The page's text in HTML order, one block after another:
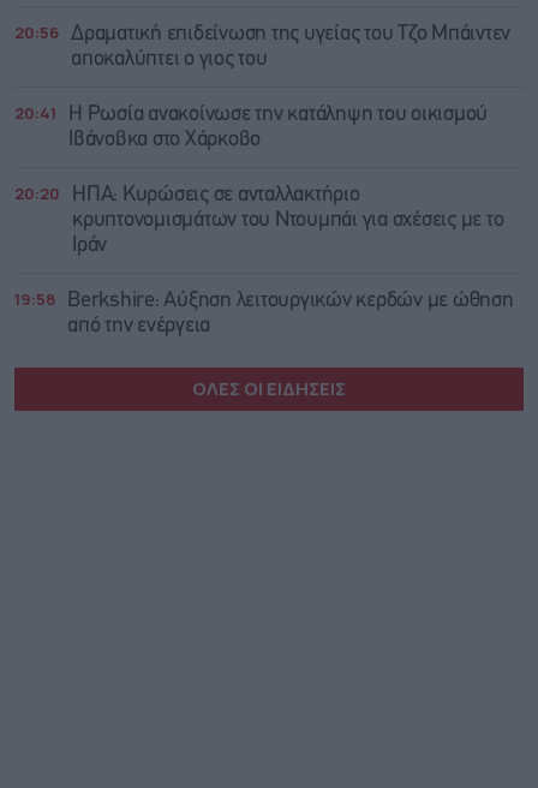
20:56 Δραματική επιδείνωση της υγείας του Τζο Μπάιντεν
αποκαλύπτει ο γιος του
20:41
Η Ρωσία ανακοίνωσε την κατάληψη του οικισμού
Ιβάνοβκα στο Χάρκοβο
20:20
ΗΠΑ: Κυρώσεις σε ανταλλακτήριο
κρυπτονομισμάτων του Ντουμπάι για σχέσεις με το
Ιράν
19:58
Berkshire: Αύξηση λειτουργικών κερδών με ώθηση
από την ενέργεια
ΟΛΕΣ ΟΙ ΕΙΔΗΣΕΙΣ